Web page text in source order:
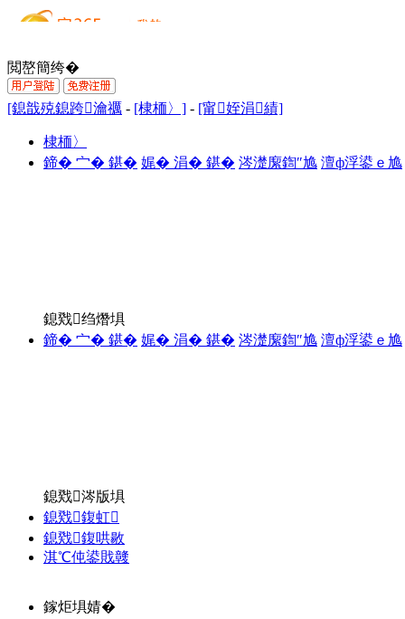
閲嶅簡绔�
[鎴戠殑鎴跨瀹禲 - [棣栭〉] - [甯姪涓績]
棣栭〉
鍗� 宀� 鍖� 娓� 涓� 鍖� 涔濋緳鍧″尯 澶ф浮鍙ｅ尯
鎴戣绉熸埧
鍗� 宀� 鍖� 娓� 涓� 鍖� 涔濋緳鍧″尯 澶ф浮鍙ｅ尯
鎴戣涔版埧
鎴戣鍑虹
鎴戣鍑哄敭
淇℃伅鍙戝竷
鎵炬埧婧�